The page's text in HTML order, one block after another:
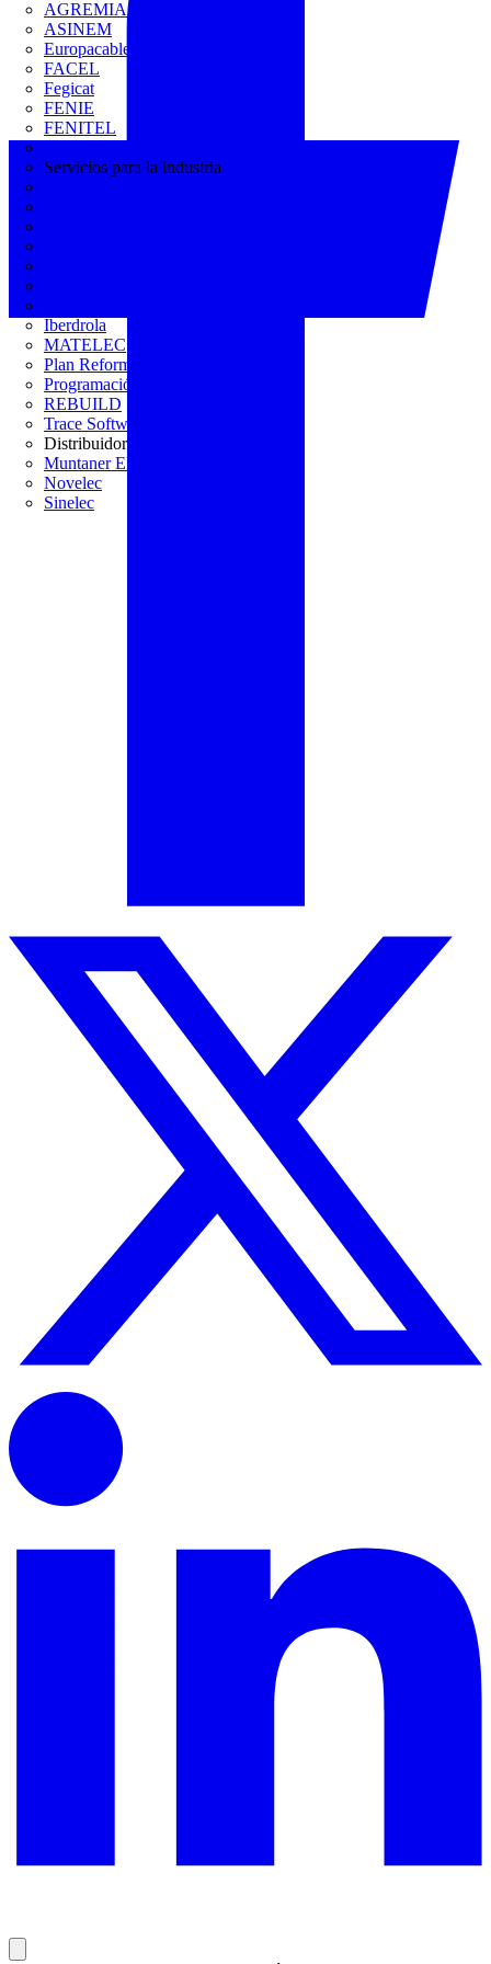
AGREMIA
ASINEM
Europacable
FACEL
Fegicat
FENIE
FENITEL
Servicios para la industria
Iberdrola
MATELEC
Plan Reforma
Programación Integral
REBUILD
Trace Software
Distribuidor
Muntaner Electro
Novelec
Sinelec